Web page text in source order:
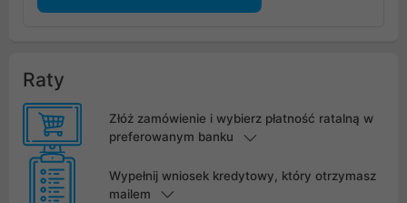
Raty
Złóż zamówienie i wybierz płatność ratalną w
preferowanym banku
Wypełnij wniosek kredytowy, który otrzymasz
mailem